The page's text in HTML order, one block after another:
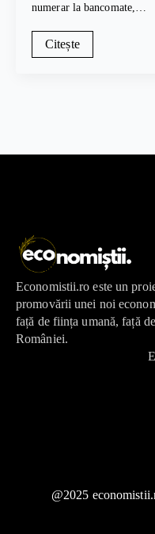
numerar la bancomate,…
Citește
Economistii.ro este un
promovării unei noi
față de ființa umană, față
României.
@2025